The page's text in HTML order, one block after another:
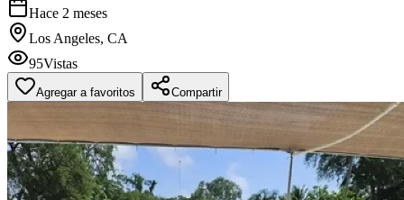
Hace 2 meses
Los Angeles, CA
95Vistas
Agregar a favoritos Compartir